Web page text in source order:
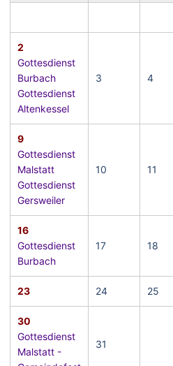
2
Gottesdienst
Burbach
Gottesdienst
Altenkessel
3 4
9
Gottesdienst
Malstatt
Gottesdienst
Gersweiler
10 11
16
Gottesdienst
Burbach
17 18
23 24 25
30
Gottesdienst
Malstatt -
31